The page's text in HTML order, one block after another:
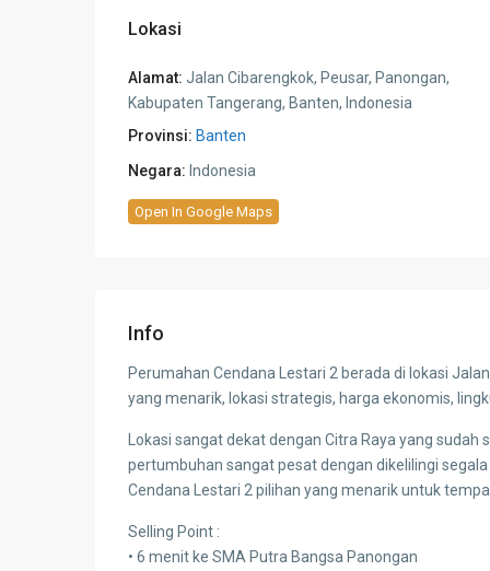
Lokasi
Alamat: Jalan Cibarengkok, Peusar, Panongan,
Kabupaten Tangerang, Banten, Indonesia
Provinsi: Banten
Negara: Indonesia
Open In Google Maps
Info
Perumahan Cendana Lestari 2 berada di lokasi
yang menarik, lokasi strategis, harga ekonomis,
Lokasi sangat dekat dengan Citra Raya yang
pertumbuhan sangat pesat dengan dikelilingi
Cendana Lestari 2 pilihan yang menarik untuk
Selling Point :
• 6 menit ke SMA Putra Bangsa Panongan